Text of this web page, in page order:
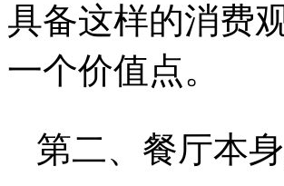
具备这样的消费
一个价值点。
第二、餐厅本